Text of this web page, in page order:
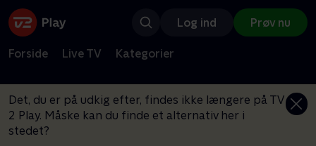
Log ind Prøv nu
Forside Live TV Kategorier
Det, du er på udkig efter, findes ikke længere på TV
2 Play. Måske kan du finde et alternativ her i
stedet?